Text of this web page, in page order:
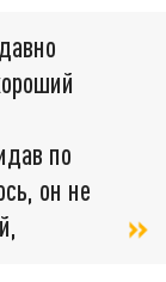
по
он не